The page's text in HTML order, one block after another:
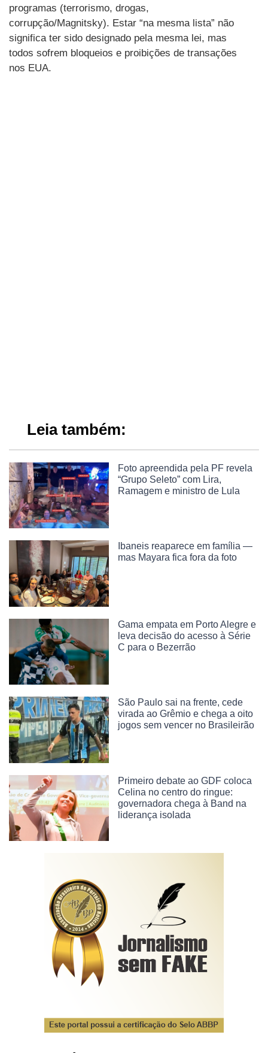
programas (terrorismo, drogas,
corrupção/Magnitsky). Estar “na mesma lista” não
significa ter sido designado pela mesma lei, mas
todos sofrem bloqueios e proibições de transações
nos EUA.
Leia também:
Foto apreendida pela PF revela
“Grupo Seleto” com Lira,
Ramagem e ministro de Lula
Ibaneis reaparece em família —
mas Mayara fica fora da foto
Gama empata em Porto Alegre e
leva decisão do acesso à Série
C para o Bezerrão
São Paulo sai na frente, cede
virada ao Grêmio e chega a oito
jogos sem vencer no Brasileirão
Primeiro debate ao GDF coloca
Celina no centro do ringue:
governadora chega à Band na
liderança isolada